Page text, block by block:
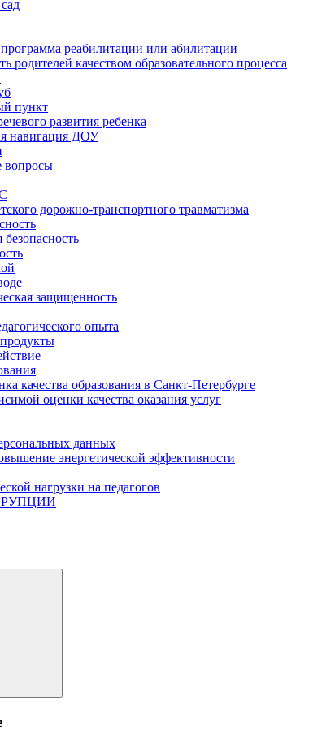
реабилитации или абилитации
родителей качеством образовательного процесса
пункт
развития ребенка
навигация ДОУ
вопросы
дорожно-транспортного травматизма
защищенность
опыта
качества образования в Санкт-Петербурге
оценки качества оказания услуг
данных
энергетической эффективности
нагрузки на педагогов